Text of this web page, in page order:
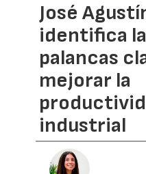
José
identifica
palancas
mejorar la
industrial